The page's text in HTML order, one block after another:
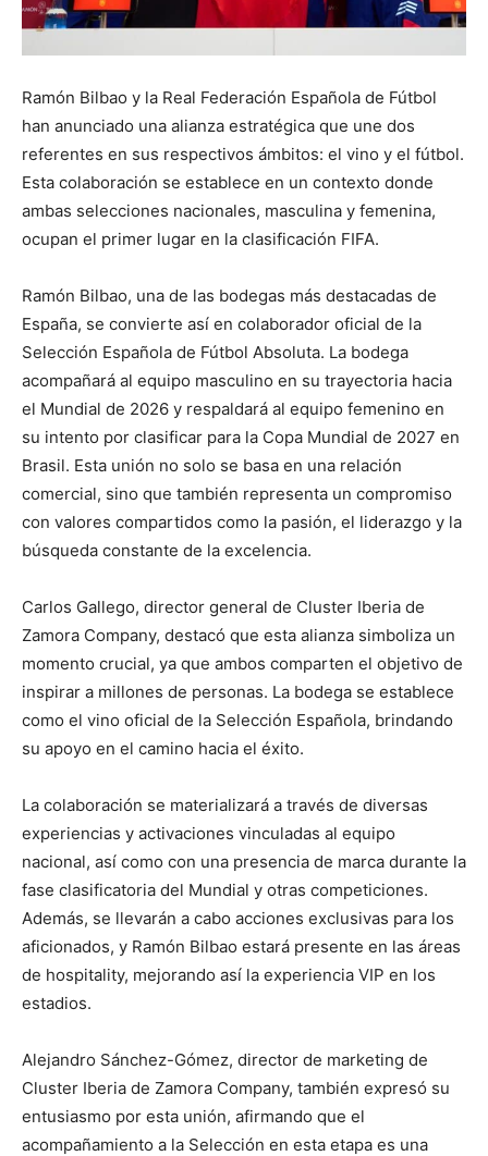
Ramón Bilbao y la Real Federación Española de Fútbol
han anunciado una alianza estratégica que une dos
referentes en sus respectivos ámbitos: el vino y el fútbol.
Esta colaboración se establece en un contexto donde
ambas selecciones nacionales, masculina y femenina,
ocupan el primer lugar en la clasificación FIFA.
Ramón Bilbao, una de las bodegas más destacadas de
España, se convierte así en colaborador oficial de la
Selección Española de Fútbol Absoluta. La bodega
acompañará al equipo masculino en su trayectoria hacia
el Mundial de 2026 y respaldará al equipo femenino en
su intento por clasificar para la Copa Mundial de 2027 en
Brasil. Esta unión no solo se basa en una relación
comercial, sino que también representa un compromiso
con valores compartidos como la pasión, el liderazgo y la
búsqueda constante de la excelencia.
Carlos Gallego, director general de Cluster Iberia de
Zamora Company, destacó que esta alianza simboliza un
momento crucial, ya que ambos comparten el objetivo de
inspirar a millones de personas. La bodega se establece
como el vino oficial de la Selección Española, brindando
su apoyo en el camino hacia el éxito.
La colaboración se materializará a través de diversas
experiencias y activaciones vinculadas al equipo
nacional, así como con una presencia de marca durante la
fase clasificatoria del Mundial y otras competiciones.
Además, se llevarán a cabo acciones exclusivas para los
aficionados, y Ramón Bilbao estará presente en las áreas
de hospitality, mejorando así la experiencia VIP en los
estadios.
Alejandro Sánchez-Gómez, director de marketing de
Cluster Iberia de Zamora Company, también expresó su
entusiasmo por esta unión, afirmando que el
acompañamiento a la Selección en esta etapa es una